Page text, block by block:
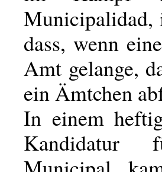
Municipalidad,
dass, wenn
Amt gelange,
ein Ämtchen
In einem
Kandidatur